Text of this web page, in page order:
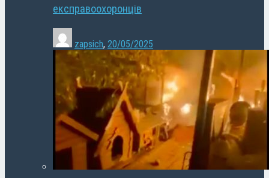
експравоохоронців
zapsich, 20/05/2025